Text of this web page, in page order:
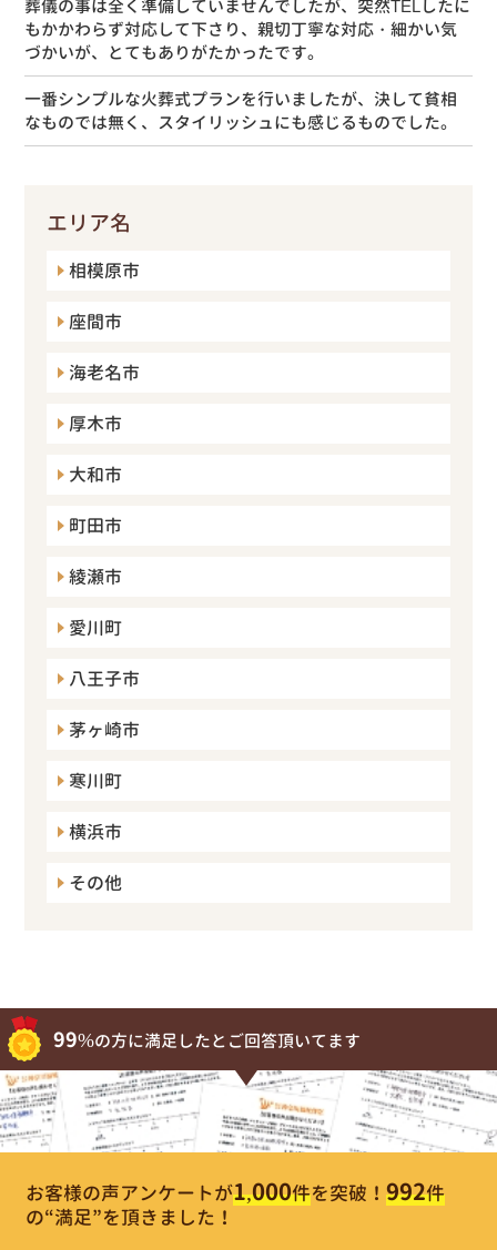
葬儀の事は全く準備していませんでしたが、突然TELしたに
もかかわらず対応して下さり、親切丁寧な対応・細かい気
づかいが、とてもありがたかったです。
一番シンプルな火葬式プランを行いましたが、決して貧相
なものでは無く、スタイリッシュにも感じるものでした。
エリア名
相模原市
座間市
海老名市
厚木市
大和市
町田市
綾瀬市
愛川町
八王子市
茅ヶ崎市
寒川町
横浜市
その他
99%の方に満足したとご回答頂いてます
お客様の声アンケートが1,000件を突破！ 992件
の“満足”を頂きました！